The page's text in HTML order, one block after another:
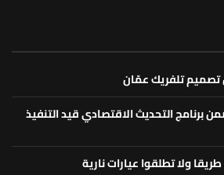
تصميم تلفريك عمّان
ضمن برنامج التحديث الاقتصادي قيد التنفيذ
طريقا ولا تطلقوا عيارات نارية